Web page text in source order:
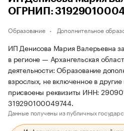
ОГРНИП:
Образование Дополнительное
ИП Денисова Мария Валерьевна
в регионе — Архангельская
деятельности: Образование
взрослых, не включенное в
присвоены реквизиты ИНН:
319290100049744.
Данные получены из публичных